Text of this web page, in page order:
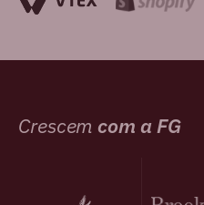
Crescemcom a FG